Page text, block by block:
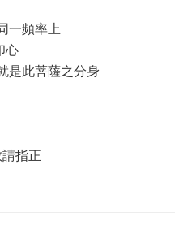
一頻率上
心
是此菩薩之分身
指正